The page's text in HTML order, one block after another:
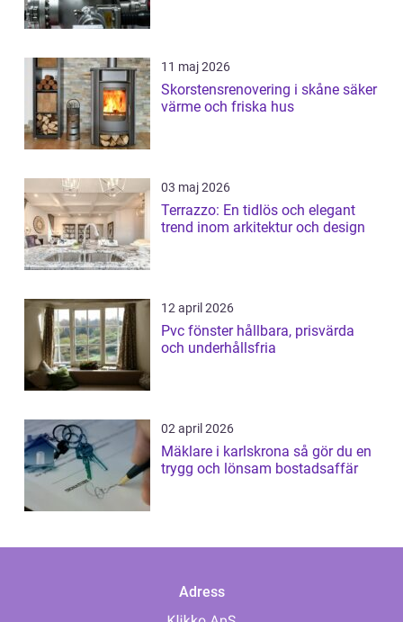
11 maj 2026
Skorstensrenovering i skåne säker
värme och friska hus
03 maj 2026
Terrazzo: En tidlös och elegant
trend inom arkitektur och design
12 april 2026
Pvc fönster hållbara, prisvärda
och underhållsfria
02 april 2026
Mäklare i karlskrona så gör du en
trygg och lönsam bostadsaffär
Adress